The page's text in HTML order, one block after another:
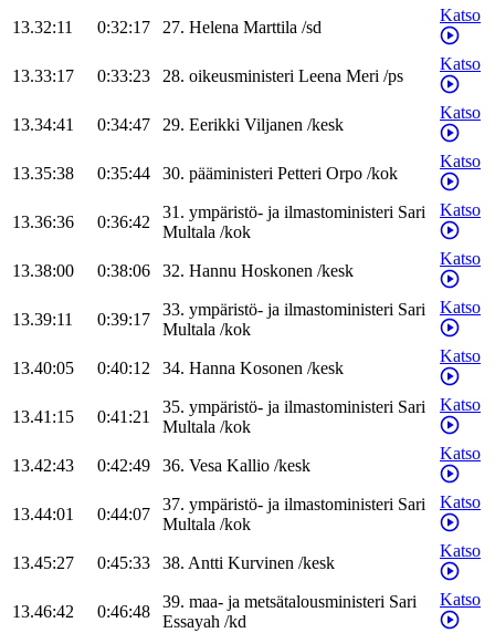
13.32:11 0:32:17 27. Helena Marttila /sd
Katso
13.33:17 0:33:23 28. oikeusministeri Leena Meri /ps
Katso
13.34:41 0:34:47 29. Eerikki Viljanen /kesk
Katso
13.35:38 0:35:44 30. pääministeri Petteri Orpo /kok
Katso
13.36:36 0:36:42
31. ympäristö- ja ilmastoministeri Sari
Multala /kok
Katso
13.38:00 0:38:06 32. Hannu Hoskonen /kesk
Katso
13.39:11 0:39:17
33. ympäristö- ja ilmastoministeri Sari
Multala /kok
Katso
13.40:05 0:40:12 34. Hanna Kosonen /kesk
Katso
13.41:15 0:41:21
35. ympäristö- ja ilmastoministeri Sari
Multala /kok
Katso
13.42:43 0:42:49 36. Vesa Kallio /kesk
Katso
13.44:01 0:44:07
37. ympäristö- ja ilmastoministeri Sari
Multala /kok
Katso
13.45:27 0:45:33 38. Antti Kurvinen /kesk
Katso
13.46:42 0:46:48
39. maa- ja metsätalousministeri Sari
Essayah /kd
Katso